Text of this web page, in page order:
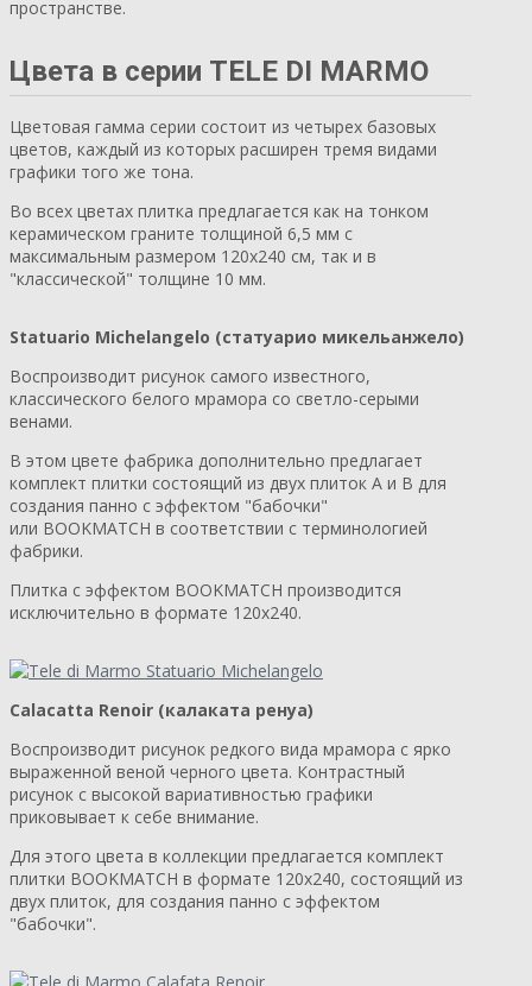
пространстве.
Цвета в серии TELE DI MARMO
Цветовая гамма серии состоит из четырех базовых
цветов, каждый из которых расширен тремя видами
графики того же тона.
Во всех цветах плитка предлагается как на тонком
керамическом граните толщиной 6,5 мм с
максимальным размером 120х240 см, так и в
"классической" толщине 10 мм.
Statuario Michelangelo (статуарио микельанжело)
Воспроизводит рисунок самого известного,
классического белого мрамора со светло-серыми
венами.
В этом цвете фабрика дополнительно предлагает
комплект плитки состоящий из двух плиток A и B для
создания панно с эффектом "бабочки"
или BOOKMATCH в соответствии с терминологией
фабрики.
Плитка с эффектом BOOKMATCH производится
исключительно в формате 120х240.
Calacatta Renoir (калаката ренуа)
Воспроизводит рисунок редкого вида мрамора с ярко
выраженной веной черного цвета. Контрастный
рисунок с высокой вариативностью графики
приковывает к себе внимание.
Для этого цвета в коллекции предлагается комплект
плитки BOOKMATCH в формате 120х240, состоящий из
двух плиток, для создания панно с эффектом
"бабочки".